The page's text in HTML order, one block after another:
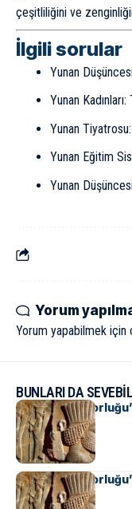
çeşitliliğini ve
İlgili sorular
Yunan
Yunan
Yunan
Yunan Eğitim
Yunan
Yorum
Yorum yapabilmek için
BUNLARI DA
Pers
Pers